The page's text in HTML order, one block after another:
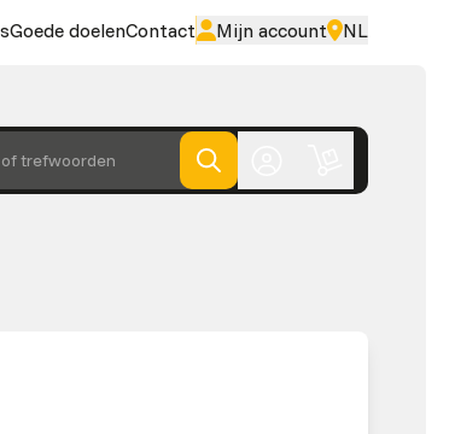
Goede doelenContact Mijn account NL
trefwoorden